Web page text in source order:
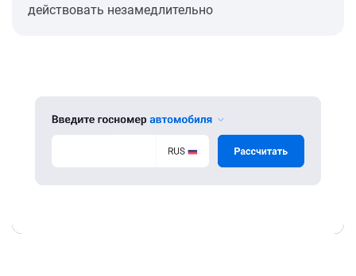
действовать незамедлительно